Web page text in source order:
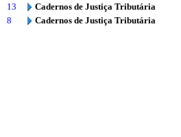
13
Cadernos de Justiça Tributária
8
Cadernos de Justiça Tributária